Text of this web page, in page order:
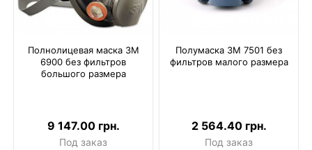
Полнолицевая маска 3M
6900 без фильтров
большого размера
9 147.00 грн.
Под заказ
Полумаска 3M 7501 без
фильтров малого размера
2 564.40 грн.
Под заказ